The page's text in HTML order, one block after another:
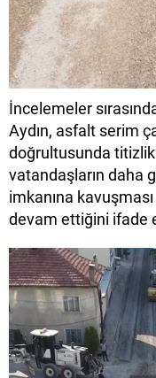
İncelemeler
Aydın, asfalt serim
doğrultusunda
vatandaşların daha
imkanına kavuşması
devam ettiğini ifade